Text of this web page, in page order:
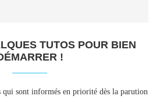
TUTOS POUR BIEN
!
qui sont informés en priorité dès la parution